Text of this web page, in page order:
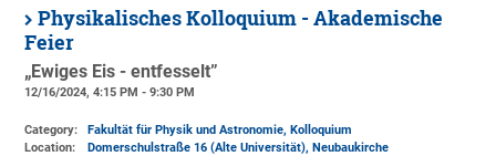
Physikalisches Kolloquium - Akademische
Feier
„Ewiges Eis - entfesselt”
12/16/2024, 4:15 PM - 9:30 PM
Category:
Fakultät für Physik und Astronomie, Kolloquium
Location:
Domerschulstraße 16 (Alte Universität), Neubaukirche